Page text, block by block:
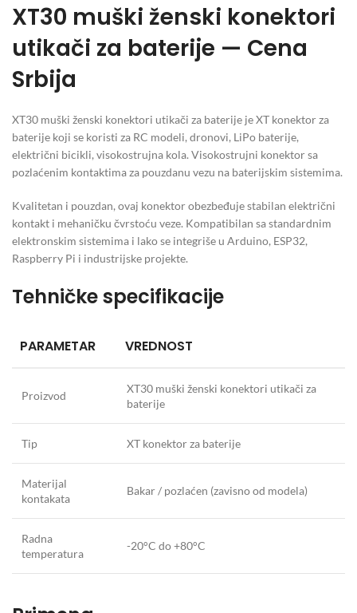
XT30 muški ženski konektori
utikači za baterije — Cena
Srbija
XT30 muški ženski konektori utikači za baterije je XT konektor za
baterije koji se koristi za RC modeli, dronovi, LiPo baterije,
električni bicikli, visokostrujna kola. Visokostrujni konektor sa
pozlaćenim kontaktima za pouzdanu vezu na baterijskim sistemima.
Kvalitetan i pouzdan, ovaj konektor obezbeđuje stabilan električni
kontakt i mehaničku čvrstoću veze. Kompatibilan sa standardnim
elektronskim sistemima i lako se integriše u Arduino, ESP32,
Raspberry Pi i industrijske projekte.
Tehničke specifikacije
PARAMETAR VREDNOST
Proizvod
XT30 muški ženski konektori utikači za
baterije
Tip XT konektor za baterije
Materijal
kontakata
Bakar / pozlaćen (zavisno od modela)
Radna
temperatura
-20°C do +80°C